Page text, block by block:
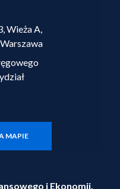
Wieża A,
MAPIE
i Ekonomii.